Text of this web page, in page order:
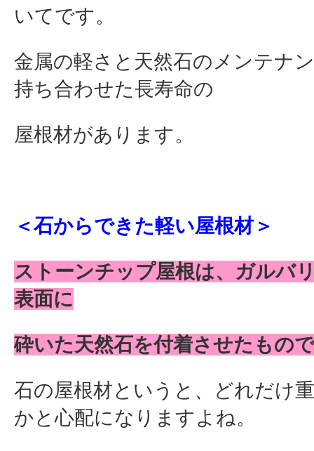
いてです。
金属の軽さと天然石のメンテナ
持ち合わせた長寿命の
屋根材があります。
＜石からできた軽い屋根材＞
ストーンチップ屋根は、ガルバ
表面に
砕いた天然石を付着させたもの
石の屋根材というと、どれだけ
かと心配になりますよね。